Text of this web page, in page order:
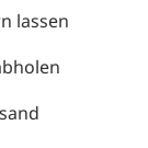
lassen